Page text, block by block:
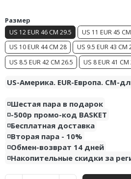
Размер
US 12 EUR 46 CM 29.5
US 11 EUR 45
US 10 EUR 44 CM 28
US 9.5 EUR 43 CM
US 8.5 EUR 42 CM 26.5
US 8 EUR 41 CM
US-Америка. EUR-Европа. CM-
◽️Шестая пара в подарок
◽️-500р промо-код BASKET
◽️Бесплатная доставка
◽️Вторая пара - 10%
◽️Обмен-возврат 14 дней
◽️Накопительные скидки за
Nike Kyrie
Nike Freak
Nike KD
Nike Kobe
Nike Uptempo
Nike Foamposite